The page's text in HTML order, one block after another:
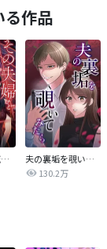
る作品
その夫婦を破滅させるまで
夫の裏垢を覗いてみたら
130.2万